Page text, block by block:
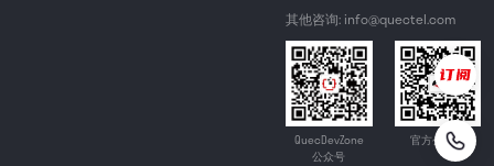
其他咨询: info@quectel.com
QuecDevZone
公众号
官方公众号